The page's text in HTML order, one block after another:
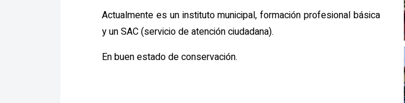
Actualmente es un instituto municipal, formación profesional básica
y un SAC (servicio de atención ciudadana).
En buen estado de conservación.